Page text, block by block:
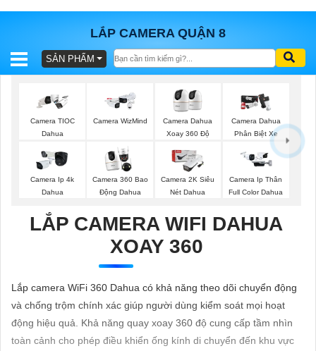
LẮP CAMERA QUẬN 8
BÁO
TRỌN
GÓI
SẢN
VẤN
LẮP
ĐẶT
SẢN PHẨM
Camera TIOC
Dahua
Camera WizMind
Camera Dahua
Xoay 360 Độ
Camera Dahua
Phân Biệt Xe
Camera Ip 4k
Dahua
Camera 360 Bao
Động Dahua
Camera 2K Siêu
Nét Dahua
Camera Ip Thân
Full Color Dahua
LẮP CAMERA WIFI DAHUA
XOAY 360
Lắp camera WiFi 360 Dahua có khả năng theo dõi chuyển động
và chống trộm chính xác giúp người dùng kiểm soát mọi hoạt
động hiệu quả. Khả năng quay xoay 360 độ cung cấp tầm nhìn
toàn cảnh cho phép điều khiển ống kính di chuyển đến khu vực